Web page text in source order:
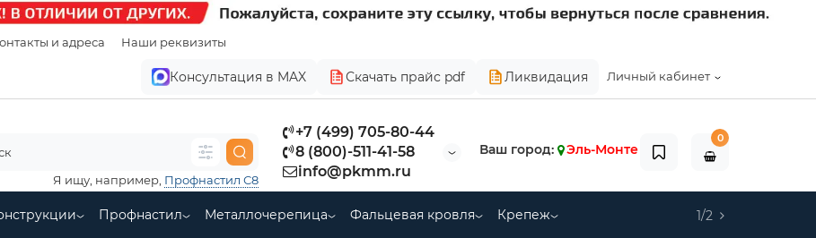
и адреса Наши реквизиты
Личный кабинет
Консультация в MAX Скачать прайс pdf Ликвидация
+7 (499) 705-80-44
8 (800)-511-41-58
info@pkmm.ru
Я ищу, например, Профнастил С8
Ваш город: Эль-Монте
0
Профнастил Металлочерепица Фальцевая кровля Крепеж 1/2